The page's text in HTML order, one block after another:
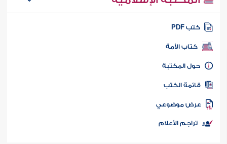
كتب PDF
كتاب الأمة
المكتبة
الكتب
موضوعي